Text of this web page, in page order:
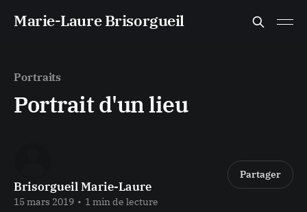
Marie-Laure Brisorgueil
Portraits
Portrait d'un lieu
Brisorgueil Marie-Laure
15 mars 2019 • 1 min de lecture
Partager